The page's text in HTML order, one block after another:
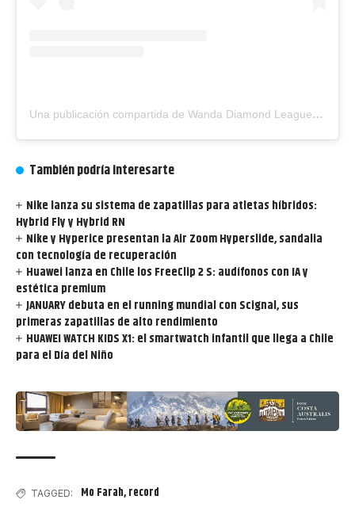
Una publicación compartida de Wanda Diamond League (@diamondleagueathletics)
También podría interesarte
Nike lanza su sistema de zapatillas para atletas híbridos:
Hybrid Fly y Hybrid RN
Nike y Hyperice presentan la Air Zoom Hyperslide, sandalia
con tecnología de recuperación
Huawei lanza en Chile los FreeClip 2 S: audífonos con IA y
estética premium
JANUARY debuta en el running mundial con Scignal, sus
primeras zapatillas de alto rendimiento
HUAWEI WATCH KIDS X1: el smartwatch infantil que llega a Chile
para el Día del Niño
TAGGED: Mo Farah,record